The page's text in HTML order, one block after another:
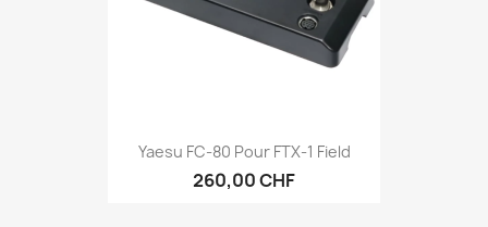
Yaesu FC-80 Pour FTX-1 Field
260,00 CHF